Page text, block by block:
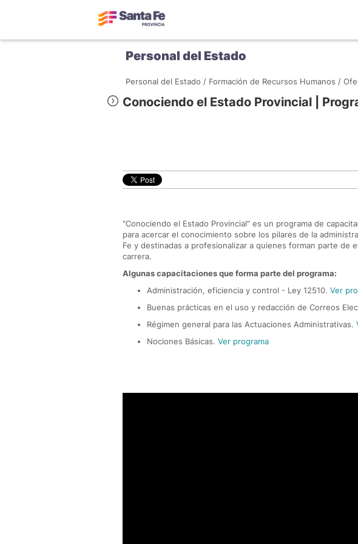
Personal del Estado
Personal del Estado / Formación de Recursos Humanos /
Conociendo el Estado Provincial |
"Conociendo el Estado Provincial" es un programa de
para acercar el conocimiento sobre los pilares de la
Fe y destinadas a profesionalizar a quienes forman parte de
carrera.
Algunas capacitaciones que forma parte del programa:
Administración, eficiencia y control - Ley 12510. Ver
Buenas prácticas en el uso y redacción de Correos
Régimen general para las Actuaciones Administrativas.
Nociones Básicas. Ver programa